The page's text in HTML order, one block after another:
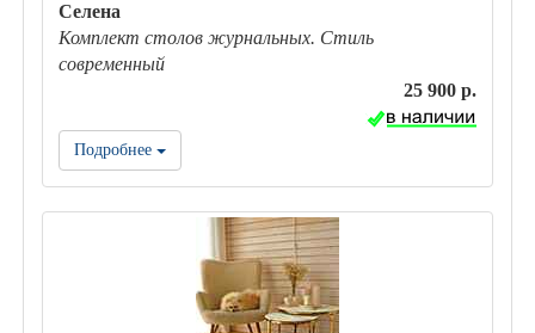
Селена
Комплект столов журнальных. Стиль
современный
25 900 р.
Подробнее